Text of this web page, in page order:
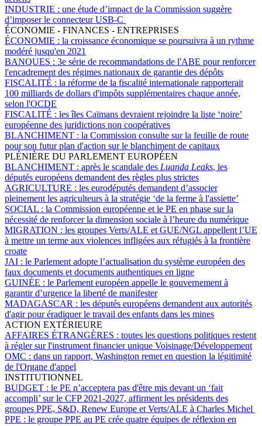
INDUSTRIE : une étude d’impact de la Commission suggère
d’imposer le connecteur USB-C
ÉCONOMIE - FINANCES - ENTREPRISES
ÉCONOMIE : la croissance économique se poursuivra à un rythme
modéré jusqu'en 2021
BANQUES : 3e série de recommandations de l'ABE pour renforcer
l'encadrement des régimes nationaux de garantie des dépôts
FISCALITÉ : la réforme de la fiscalité internationale rapporterait
100 milliards de dollars d'impôts supplémentaires chaque année,
selon l'OCDE
FISCALITÉ : les îles Caïmans devraient rejoindre la liste ‘noire’
européenne des juridictions non coopératives
BLANCHIMENT : la Commission consulte sur la feuille de route
pour son futur plan d'action sur le blanchiment de capitaux
PLÉNIÈRE DU PARLEMENT EUROPÉEN
BLANCHIMENT : après le scandale des Luanda Leaks, les
députés européens demandent des règles plus strictes
AGRICULTURE : les eurodéputés demandent d’associer
pleinement les agriculteurs à la stratégie ‘de la ferme à l'assiette’
SOCIAL : la Commission européenne et le PE en phase sur la
nécessité de renforcer la dimension sociale à l’heure du numérique
MIGRATION : les groupes Verts/ALE et GUE/NGL appellent l’UE
à mettre un terme aux violences infligées aux réfugiés à la frontière
croate
JAI : le Parlement adopte l’actualisation du système européen des
faux documents et documents authentiques en ligne
GUINÉE : le Parlement européen appelle le gouvernement à
garantir d’urgence la liberté de manifester
MADAGASCAR : les députés européens demandent aux autorités
d'agir pour éradiquer le travail des enfants dans les mines
ACTION EXTÉRIEURE
AFFAIRES ÉTRANGÈRES : toutes les questions politiques restent
à régler sur l'instrument financier unique Voisinage/Développement
OMC : dans un rapport, Washington remet en question la légitimité
de l'Organe d'appel
INSTITUTIONNEL
BUDGET : le PE n’acceptera pas d'être mis devant un ‘fait
accompli’ sur le CFP 2021-2027, affirment les présidents des
groupes PPE, S&D, Renew Europe et Verts/ALE à Charles Michel
PPE : le groupe PPE au PE crée quatre équipes de réflexion en